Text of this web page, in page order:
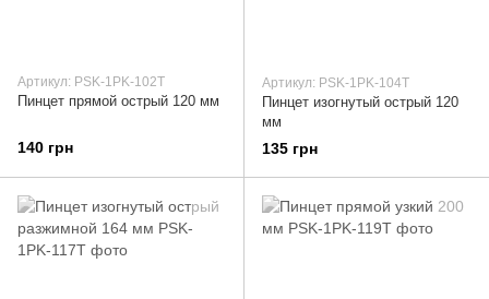
Артикул: PSK-1PK-102T
Пинцет прямой острый 120 мм
140 грн
Артикул: PSK-1PK-104T
Пинцет изогнутый острый 120
мм
135 грн